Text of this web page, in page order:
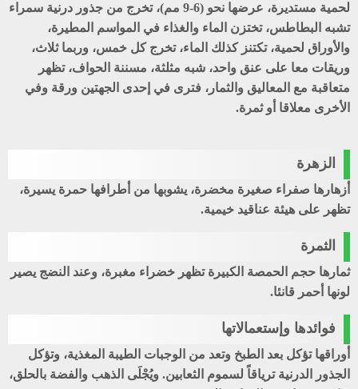
لحمية مستديرة، عرضها نحو (6-9 مم)، تخرج من جذور درنية سمراء
تشبه البطاطس، تختزن الماء والغذاء في المواسم المطيرة،
والأوراق لحمية، تكتنز كذلك الماء، تخرج كل خمس، وربما ثلاث،
وريقات معا على عنق واحد، شبه مثلثة، مسننة الحواف، تظهر
متعاقبة مع المعاليق والثمار، فترى في إحدى الجهتين ورقة وفي
الأخرى معلاقا أو ثمرة.
الزهرة
أزهارها صفراء صغيرة مخضرة، يشوبها من أطرافها حمرة يسيرة،
تظهر على هيئة عناقيد خيمية.
الثمرة
ثمارها حجم الحمصة الكبيرة تظهر خضراء مغبرة، وعند النضج يصير
لونها أحمر قانئا.
فوائدها وإستعمالاتها
أوراقها تؤكل بعد الطبخ وتعد من الوجبات الطيبة المغذية، وتؤكل
الجذور الدرنية ترياقاً لسموم الثعابين. ويُجْلَى الذهب والفضة بالحلق،